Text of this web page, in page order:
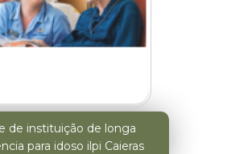
de instituição de longa
para idoso ilpi Caieras